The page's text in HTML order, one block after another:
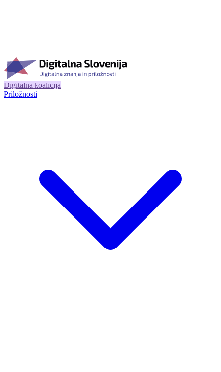
Digitalna koalicija
Priložnosti